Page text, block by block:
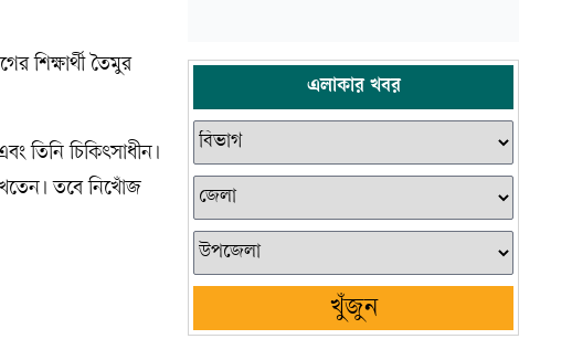
শিক্ষার্থী তৈমুর
তিনি চিকিৎসাধীন।
তবে নিখোঁজ
এলাকার খবর
খুঁজুন